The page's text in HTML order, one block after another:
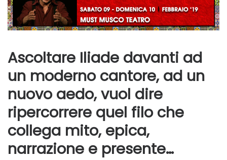
Ascoltare Iliade davanti ad
un moderno cantore, ad un
nuovo aedo, vuol dire
ripercorrere quel filo che
collega mito, epica,
narrazione e presente…